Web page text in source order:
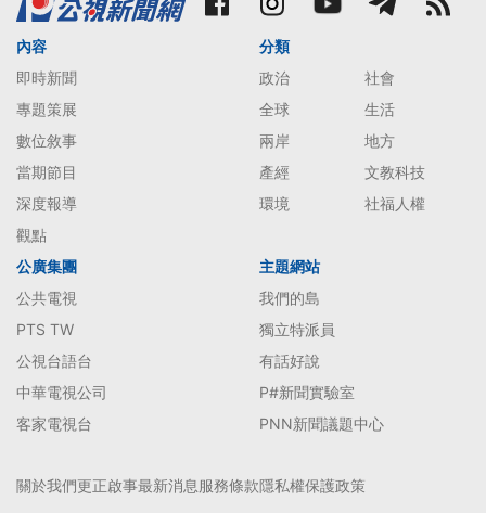
內容
即時新聞
專題策展
數位敘事
當期節目
深度報導
觀點
分類
政治
社會
全球
生活
兩岸
地方
產經
文教科技
環境
社福人權
公廣集團
公共電視
PTS TW
公視台語台
中華電視公司
客家電視台
主題網站
我們的島
獨立特派員
有話好說
P#新聞實驗室
PNN新聞議題中心
關於我們更正啟事最新消息服務條款隱私權保護政策